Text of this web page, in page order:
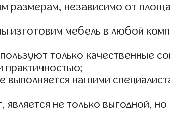
размерам, независимо от
изготовим мебель в любой
только качественные
практичностью;
выполняется нашими
является не только выгодной,